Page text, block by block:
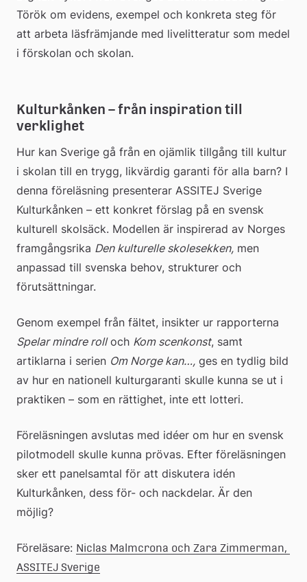
Török om evidens, exempel och konkreta steg för
att arbeta läsfrämjande med livelitteratur som medel
i förskolan och skolan.
Kulturkånken – från inspiration till
verklighet
Hur kan Sverige gå från en ojämlik tillgång till kultur
i skolan till en trygg, likvärdig garanti för alla barn? I
denna föreläsning presenterar ASSITEJ Sverige
Kulturkånken – ett konkret förslag på en svensk
kulturell skolsäck. Modellen är inspirerad av Norges
framgångsrika Den kulturelle skolesekken, men
anpassad till svenska behov, strukturer och
förutsättningar.
Spelar mindre roll och Kom scenkonst, samt
artiklarna i serien Om Norge kan…, ges en tydlig bild
av hur en nationell kulturgaranti skulle kunna se ut i
praktiken – som en rättighet, inte ett lotteri.
Föreläsningen avslutas med idéer om hur en svensk
pilotmodell skulle kunna prövas. Efter föreläsningen
sker ett panelsamtal för att diskutera idén
Kulturkånken, dess för- och nackdelar. Är den
möjlig?
Föreläsare: Niclas Malmcrona och Zara Zimmerman,
ASSITEJ Sverige